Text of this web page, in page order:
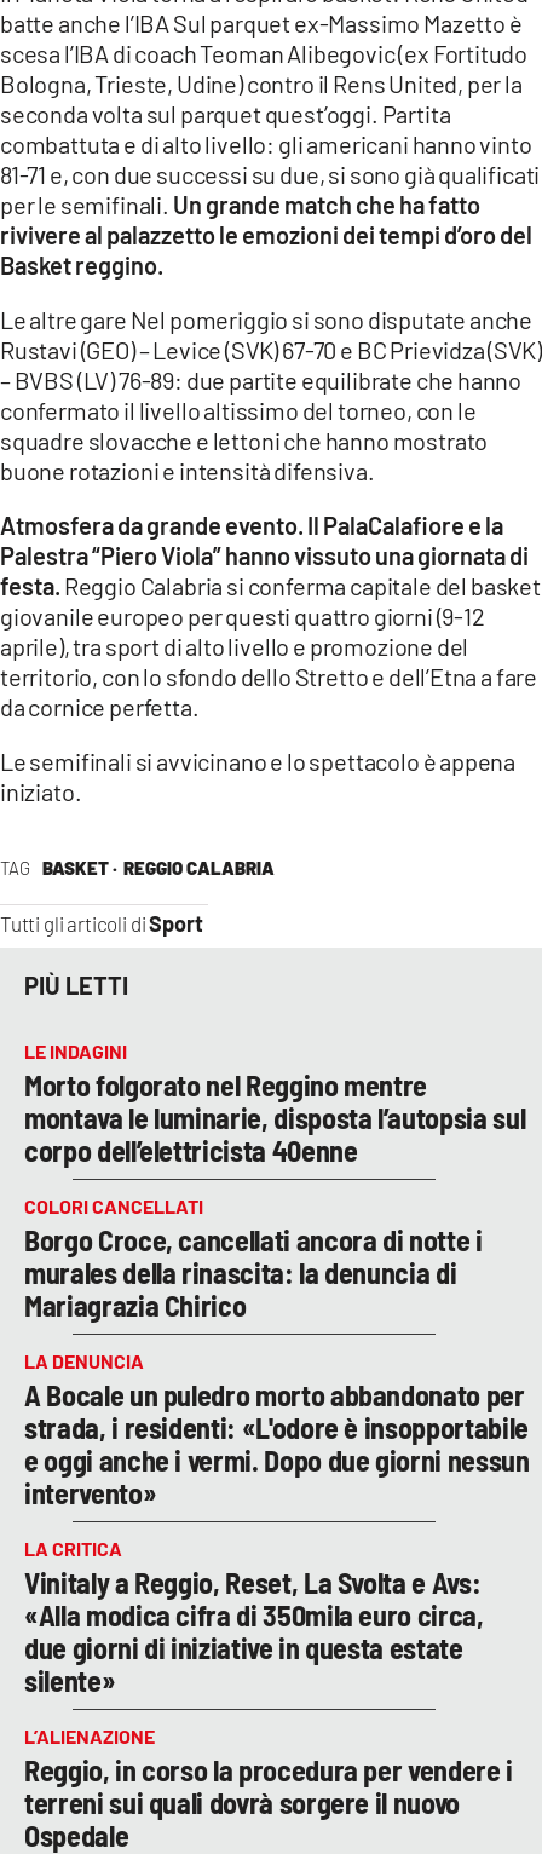
TAG BASKET · REGGIO CALABRIA
Tutti gli articoli diSport
batte anche l’IBA Sul parquet ex-Massimo Mazetto è
scesa l’IBA di coach Teoman Alibegovic (ex Fortitudo
Bologna, Trieste, Udine) contro il Rens United, per la
seconda volta sul parquet quest’oggi. Partita
combattuta e di alto livello: gli americani hanno vinto
81-71 e, con due successi su due, si sono già qualificati
per le semifinali. Un grande match che ha fatto
rivivere al palazzetto le emozioni dei tempi d’oro del
Basket reggino.
Le altre gare Nel pomeriggio si sono disputate anche
Rustavi (GEO) – Levice (SVK) 67-70 e BC Prievidza (SVK)
– BVBS (LV) 76-89: due partite equilibrate che hanno
confermato il livello altissimo del torneo, con le
squadre slovacche e lettoni che hanno mostrato
buone rotazioni e intensità difensiva.
Atmosfera da grande evento. Il PalaCalafiore e la
Palestra “Piero Viola” hanno vissuto una giornata di
festa. Reggio Calabria si conferma capitale del basket
giovanile europeo per questi quattro giorni (9-12
aprile), tra sport di alto livello e promozione del
territorio, con lo sfondo dello Stretto e dell’Etna a fare
da cornice perfetta.
Le semifinali si avvicinano e lo spettacolo è appena
iniziato.
PIÙ LETTI
LE INDAGINI
Morto folgorato nel Reggino mentre
montava le luminarie, disposta l’autopsia sul
corpo dell’elettricista 40enne
COLORI CANCELLATI
Borgo Croce, cancellati ancora di notte i
murales della rinascita: la denuncia di
Mariagrazia Chirico
LA DENUNCIA
A Bocale un puledro morto abbandonato per
strada, i residenti: «L'odore è insopportabile
e oggi anche i vermi. Dopo due giorni nessun
intervento»
LA CRITICA
Vinitaly a Reggio, Reset, La Svolta e Avs:
«Alla modica cifra di 350mila euro circa,
due giorni di iniziative in questa estate
silente»
L’ALIENAZIONE
Reggio, in corso la procedura per vendere i
terreni sui quali dovrà sorgere il nuovo
Ospedale